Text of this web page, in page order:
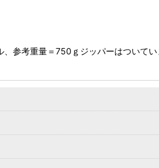
、参考重量＝750ｇジッパーはつい